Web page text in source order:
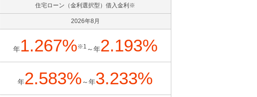
住宅ローン（金利選択型）借入金利※
2026年8月
年1.267%※1 ～年2.193%
年2.583% ～年3.233%